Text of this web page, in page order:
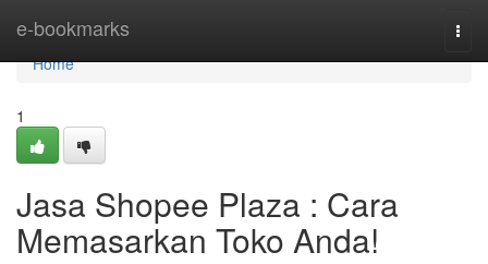
e-bookmarks
Home
Home
1
Jasa Shopee Plaza : Cara
Memasarkan Toko Anda!